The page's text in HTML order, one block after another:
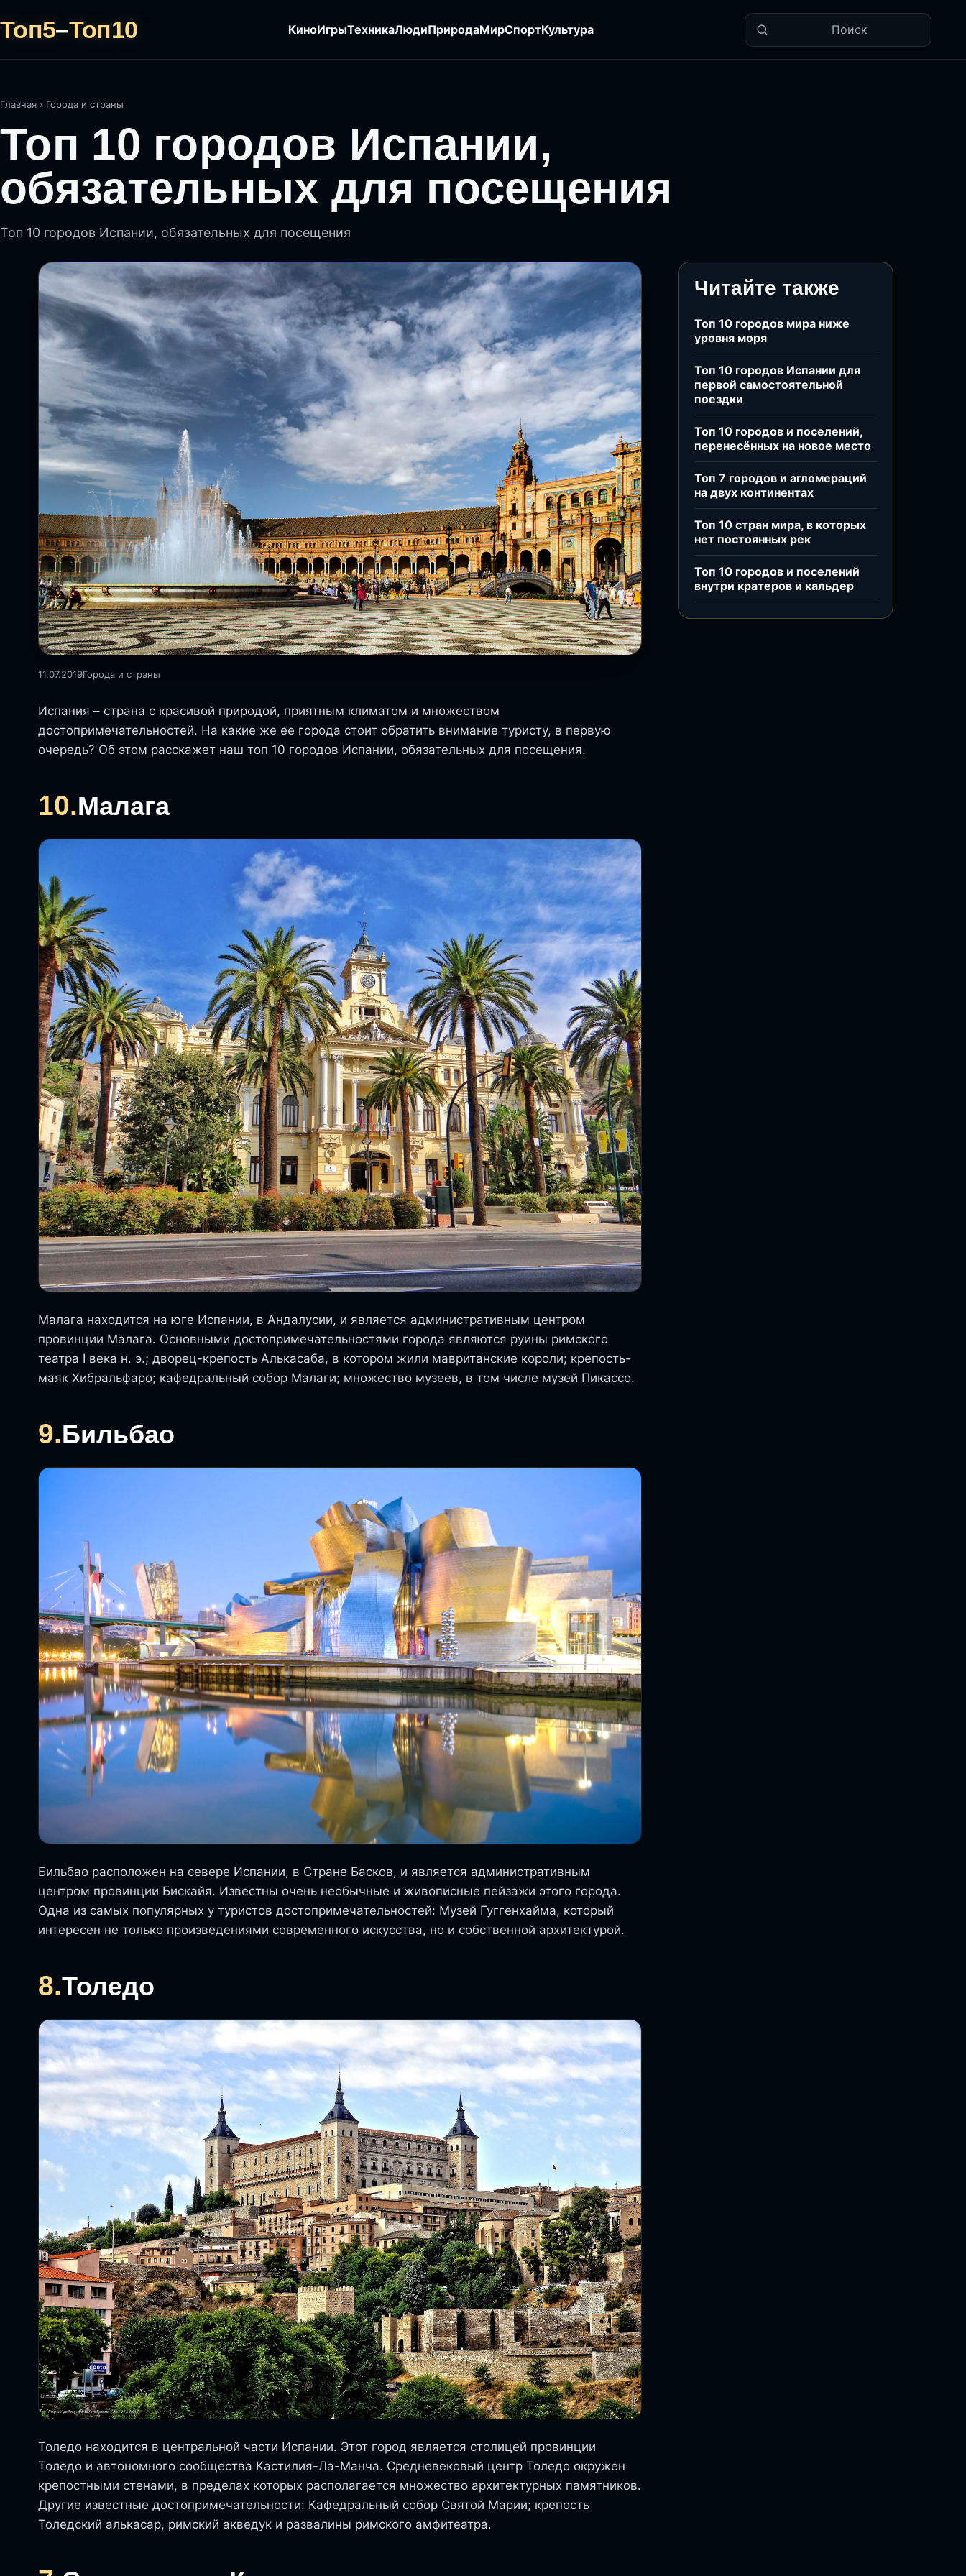
Топ5–Топ10 КиноИгрыТехникаЛюдиПриродаМирСпортКультура Поиск
Главная › Города и страны
Топ 10 городов Испании,
обязательных для посещения
Топ 10 городов Испании, обязательных для посещения
11.07.2019Города и страны
Испания – страна с красивой природой, приятным климатом и множеством
достопримечательностей. На какие же ее города стоит обратить внимание туристу, в первую
очередь? Об этом расскажет наш топ 10 городов Испании, обязательных для посещения.
10.Малага
Малага находится на юге Испании, в Андалусии, и является административным центром
провинции Малага. Основными достопримечательностями города являются руины римского
театра I века н. э.; дворец-крепость Алькасаба, в котором жили мавританские короли; крепость-
маяк Хибральфаро; кафедральный собор Малаги; множество музеев, в том числе музей Пикассо.
9.Бильбао
Бильбао расположен на севере Испании, в Стране Басков, и является административным
центром провинции Бискайя. Известны очень необычные и живописные пейзажи этого города.
Одна из самых популярных у туристов достопримечательностей: Музей Гуггенхайма, который
интересен не только произведениями современного искусства, но и собственной архитектурой.
8.Толедо
Толедо находится в центральной части Испании. Этот город является столицей провинции
Толедо и автономного сообщества Кастилия-Ла-Манча. Средневековый центр Толедо окружен
крепостными стенами, в пределах которых располагается множество архитектурных памятников.
Другие известные достопримечательности: Кафедральный собор Святой Марии; крепость
Толедский алькасар, римский акведук и развалины римского амфитеатра.
Читайте также
Топ 10 городов мира ниже
уровня моря
Топ 10 городов Испании для
первой самостоятельной
поездки
Топ 10 городов и поселений,
перенесённых на новое место
Топ 7 городов и агломераций
на двух континентах
Топ 10 стран мира, в которых
нет постоянных рек
Топ 10 городов и поселений
внутри кратеров и кальдер